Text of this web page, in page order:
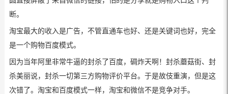
断。
淘宝最大的收入是广告，不管直通车也好、还是关键词也好，完全
是一个购物百度模式。
因为当年阿里非常牛逼的封杀了百度，碉炸天啊！封杀蘑菇街、封
杀美丽说，封杀一切第三方购物评价平台。于是故伎重演，但是这
次错了。淘宝和百度模式一样，淘宝和微信不是竞争对手。